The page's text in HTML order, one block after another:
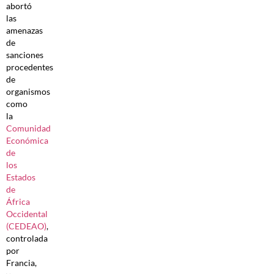
abortó
las
amenazas
de
sanciones
procedentes
de
organismos
como
la
Comunidad
Económica
de
los
Estados
de
África
Occidental
(CEDEAO),
controlada
por
Francia,